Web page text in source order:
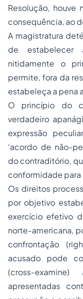
Resolução,
consequência, ao
A magistratura
de estabelecer
nitidamente o
permite, fora da
estabeleça a pena
O princípio do
verdadeiro
expressão
‘acordo de não-
do contraditório,
conformidade
Os direitos
por objetivo
exercício efetivo
norte-americana,
confrontação
acusado pode
(cross-
apresentadas